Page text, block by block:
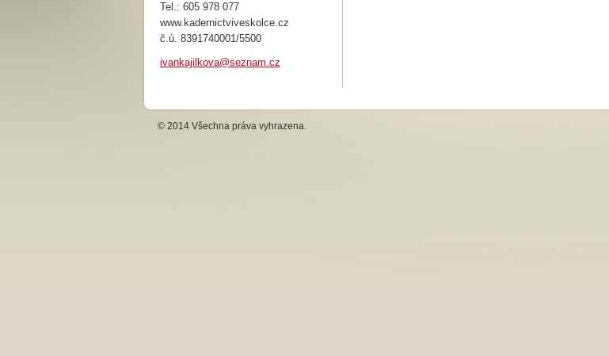
Tel.: 605 978 077
www.kadernictviveskolce.cz
č.ú. 8391740001/5500
ivankaji lkova@seznam.cz
© 2014 Všechna práva vyhrazena.